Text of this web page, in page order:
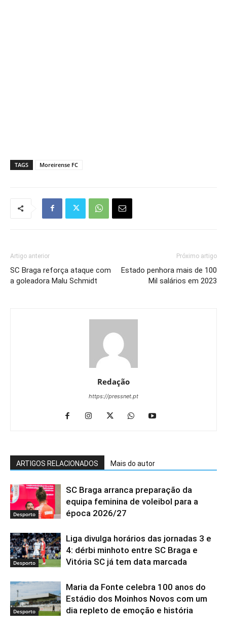
TAGS Moreirense FC
Artigo anterior
SC Braga reforça ataque com
a goleadora Malu Schmidt
Próximo artigo
Estado penhora mais de 100
Mil salários em 2023
Redação
https://pressnet.pt
ARTIGOS RELACIONADOS Mais do autor
Desporto
SC Braga arranca preparação da
equipa feminina de voleibol para a
época 2026/27
Desporto
Liga divulga horários das jornadas 3 e
4: dérbi minhoto entre SC Braga e
Vitória SC já tem data marcada
Desporto
Maria da Fonte celebra 100 anos do
Estádio dos Moinhos Novos com um
dia repleto de emoção e história